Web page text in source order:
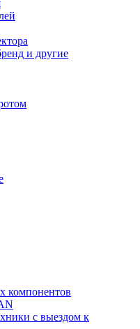
и другие
компонентов
с выездом к